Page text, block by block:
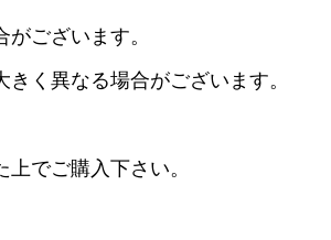
ございます。
く異なる場合がございます。
でご購入下さい。